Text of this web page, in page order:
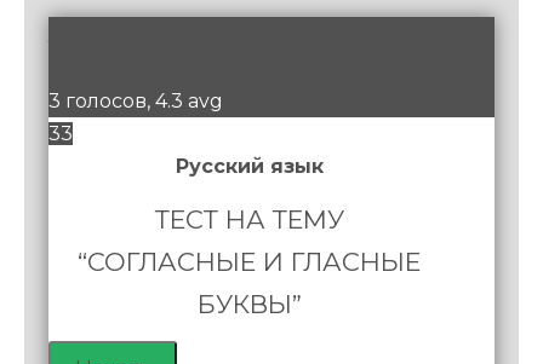
3 голосов, 4.3 avg
33
Русский язык
ТЕСТ НА ТЕМУ
“СОГЛАСНЫЕ И ГЛАСНЫЕ
БУКВЫ”